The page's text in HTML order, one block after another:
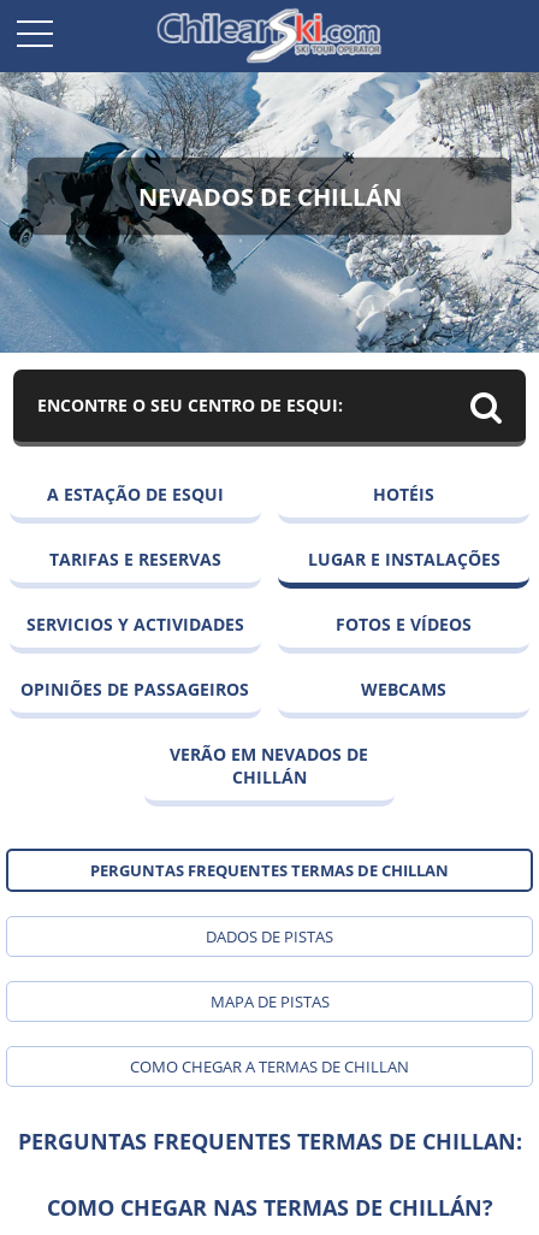
NEVADOS DE CHILLÁN
ENCONTRE O SEU CENTRO DE ESQUI:
A ESTAÇÃO DE ESQUI HOTÉIS
TARIFAS E RESERVAS LUGAR E INSTALAÇÕES
SERVICIOS Y ACTIVIDADES FOTOS E VÍDEOS
OPINIÕES DE PASSAGEIROS WEBCAMS
VERÃO EM NEVADOS DE
CHILLÁN
PERGUNTAS FREQUENTES TERMAS DE CHILLAN
DADOS DE PISTAS
MAPA DE PISTAS
COMO CHEGAR A TERMAS DE CHILLAN
PERGUNTAS FREQUENTES TERMAS DE CHILLAN:
COMO CHEGAR NAS TERMAS DE CHILLÁN?